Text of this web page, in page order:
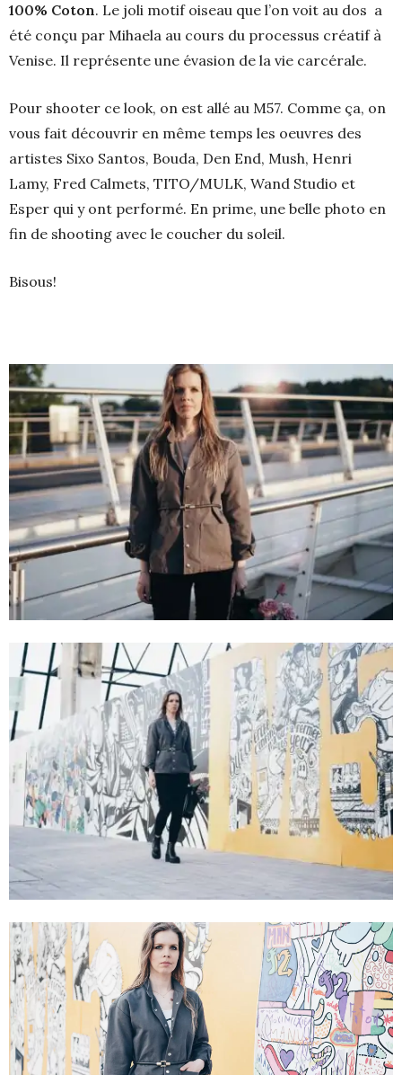
100% Coton. Le joli motif oiseau que l’on voit au dos a
été conçu par Mihaela au cours du processus créatif à
Venise. Il représente une évasion de la vie carcérale.
Pour shooter ce look, on est allé au M57. Comme ça, on
vous fait découvrir en même temps les oeuvres des
artistes Sixo Santos, Bouda, Den End, Mush, Henri
Lamy, Fred Calmets, TITO/MULK, Wand Studio et
Esper qui y ont performé. En prime, une belle photo en
fin de shooting avec le coucher du soleil.
Bisous!